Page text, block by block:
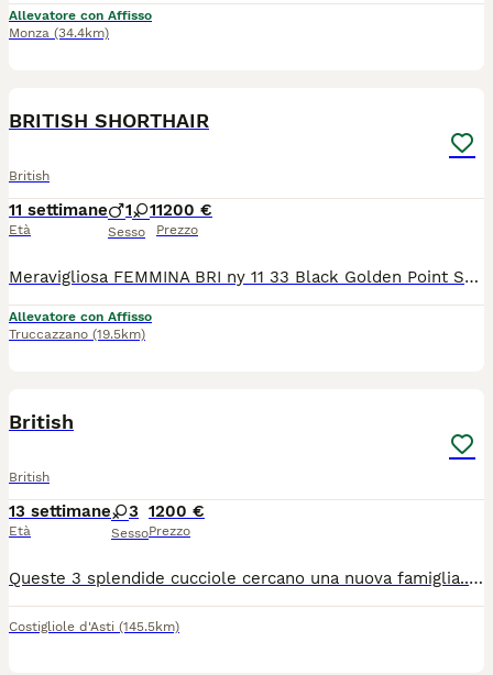
Allevatore con Affisso
Monza (34.4km)
BRITISH SHORTHAIR
British
11 settimane
Età
1 1
Sesso
1200 €
Prezzo
Meravigliosa FEMMINA BRI ny 11 33 Black Golden Point Shaded e meraviglioso maschio ny 11 Black Golden Shaded. Pedigree ENFI PKD negativo , libretto sanitario, doppio vaccino, microchip. Genitori testati FIV/Felv negativi, PKD negativo. Per info 3488077518 Miss Candy
Allevatore con Affisso
Truccazzano (19.5km)
British
British
13 settimane
Età
3
Sesso
1200 €
Prezzo
Queste 3 splendide cucciole cercano una nuova famiglia....la mamma è una british Longhair mentre il papà è un highland straight ( scottish a pelo lungo) verranno cedute con doppia vaccinazione sverminati Microchip e con pedigree ENFI entro l'anno di età c'è l'obbligo di sterilizzazione entrambi i genitori visibili in allevamento e con tutti i test di salute
Costigliole d'Asti (145.5km)